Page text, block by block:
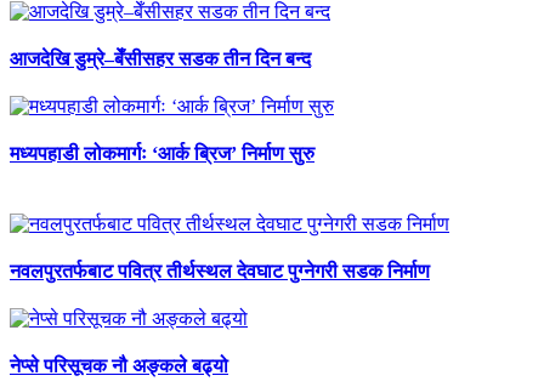
आजदेखि डुम्रे–बेँसीसहर सडक तीन दिन बन्द
मध्यपहाडी लोकमार्गः ‘आर्क ब्रिज’ निर्माण सुरु
नवलपुरतर्फबाट पवित्र तीर्थस्थल देवघाट पुग्नेगरी सडक निर्माण
नेप्से परिसूचक नौ अङ्कले बढ्यो